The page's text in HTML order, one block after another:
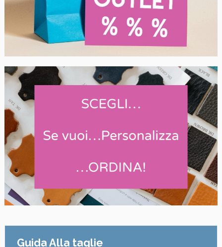
Guida Alla taglie